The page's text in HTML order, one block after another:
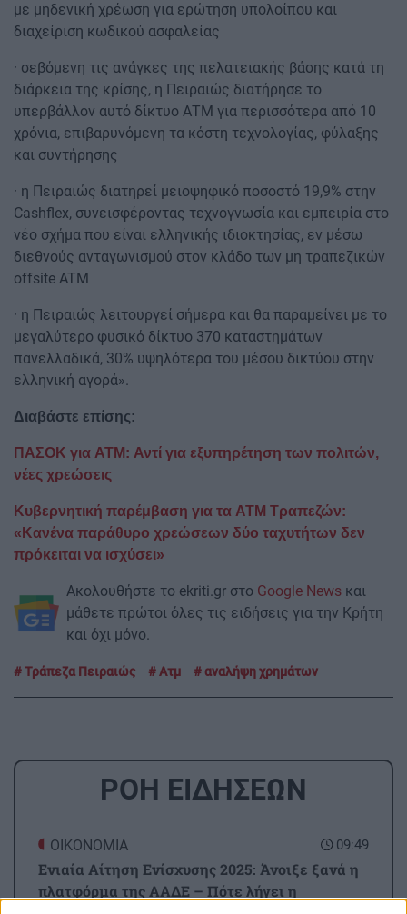
με μηδενική χρέωση για ερώτηση υπολοίπου και
διαχείριση κωδικού ασφαλείας
· σεβόμενη τις ανάγκες της πελατειακής βάσης κατά τη
διάρκεια της κρίσης, η Πειραιώς διατήρησε το
υπερβάλλον αυτό δίκτυο ΑΤΜ για περισσότερα από 10
χρόνια, επιβαρυνόμενη τα κόστη τεχνολογίας, φύλαξης
και συντήρησης
· η Πειραιώς διατηρεί μειοψηφικό ποσοστό 19,9% στην
Cashflex, συνεισφέροντας τεχνογνωσία και εμπειρία στο
νέο σχήμα που είναι ελληνικής ιδιοκτησίας, εν μέσω
διεθνούς ανταγωνισμού στον κλάδο των μη τραπεζικών
offsite ATM
· η Πειραιώς λειτουργεί σήμερα και θα παραμείνει με το
μεγαλύτερο φυσικό δίκτυο 370 καταστημάτων
πανελλαδικά, 30% υψηλότερα του μέσου δικτύου στην
ελληνική αγορά».
Διαβάστε επίσης:
ΠΑΣΟΚ για ATM: Αντί για εξυπηρέτηση των πολιτών,
νέες χρεώσεις
Κυβερνητική παρέμβαση για τα ATM Τραπεζών:
«Κανένα παράθυρο χρεώσεων δύο ταχυτήτων δεν
πρόκειται να ισχύσει»
Ακολουθήστε το ekriti.gr στο Google News και
μάθετε πρώτοι όλες τις ειδήσεις για την Κρήτη
και όχι μόνο.
Τράπεζα Πειραιώς Ατμ αναλήψη χρημάτων
ΡΟΗ ΕΙΔΗΣΕΩΝ
09:49
ΟΙΚΟΝΟΜΙΑ
Ενιαία Αίτηση Ενίσχυσης 2025: Άνοιξε ξανά η
πλατφόρμα της ΑΑΔΕ – Πότε λήγει η